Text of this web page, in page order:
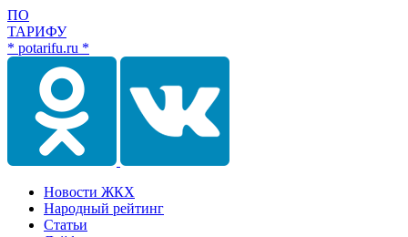
ПО
ТАРИФУ
* potarifu.ru *
Новости ЖКХ
Народный рейтинг
Статьи